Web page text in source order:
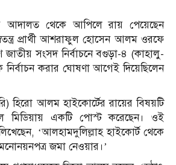
থেকে আপিলে রায় পেয়েছেন
প্রার্থী আশরাফুল হোসেন আলম ওরফে
সংসদ নির্বাচনে বগুড়া-৪ (কাহালু-
নির্বাচন করার ঘোষণা আগেই দিয়েছিলেন
হিরো আলম হাইকোর্টের রায়ের বিষয়টি
মিডিয়ায় একটি পোস্ট করেছেন। ওই
‘আলহামদুলিল্লাহ হাইকোর্ট থেকে
জমা নেওয়ার।’